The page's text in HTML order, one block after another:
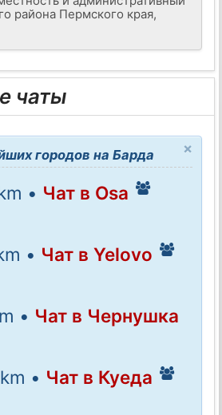
района Пермского края,
чаты
×
городов на Барда
• Чат в Osa
• Чат в Yelovo
• Чат в Чернушка
• Чат в Куеда